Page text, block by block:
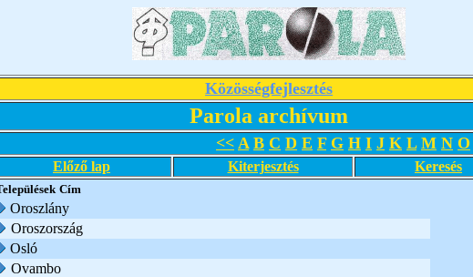
Közösségfejlesztés
Parola archívum
<< A B C D E F G H I J K L M N O
Előző lap Kiterjesztés Keresés
Cím
Oroszlány
Oroszország
Osló
Ovambo